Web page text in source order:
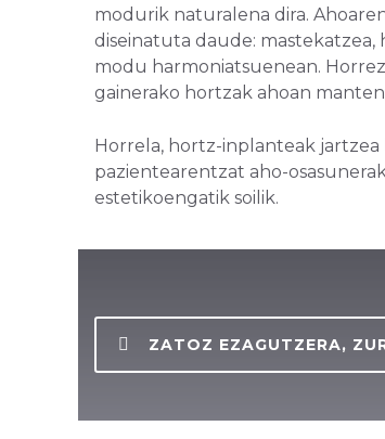
modurik naturalena dira.
diseinatuta daude: mastekatzea,
modu harmoniatsuenean.
gainerako hortzak ahoan
Horrela, hortz-inplanteak
pazientearentzat aho-
estetikoengatik soilik.
ZATOZ EZAGUTZERA,